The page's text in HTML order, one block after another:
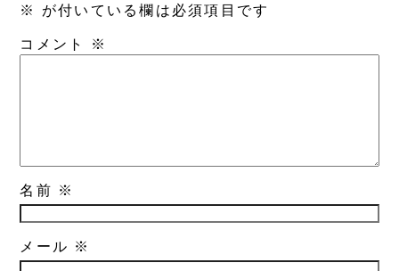
※
が付いている欄は必須項目です
コメント ※
名前 ※
メール ※